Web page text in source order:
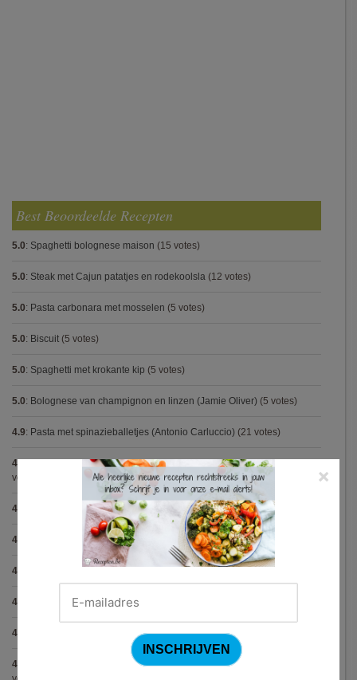
Best Beoordeelde Recepten
5.0: Spaghetti bolognese maison (15 votes)
5.0: Steak met Cajun patatjes en rodekoolsla (12 votes)
5.0: Pasta carbonara met mosselen (5 votes)
5.0: Biscuit (5 votes)
5.0: Spaghetti met krokante kip (5 votes)
5.0: Bolognese van champignon en linzen (Jamie Oliver) (5 votes)
4.9: Pasta met spinazieballetjes (Antonio Carluccio) (21 votes)
4.9 Volkorenspaghetti in mosterdsaus met prei en spek (Colruyt)
votes)
4.9 Gegrilde nougat met esdoornsiroop (14 votes)
4.9 Gegratineerde gehaktballen in tomatensaus(12 votes)
4.9
4.9 Pizza chicken BBQ(11 votes)
4.9 Steak chimichurri (Gordon Ramsay)(10 votes)
4.9 Aspergepuree met garnalen en zure room (Piet Huysentruyt)
×